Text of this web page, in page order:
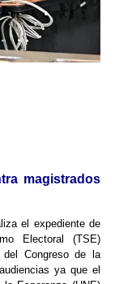
magistrados
el expediente de
Electoral (TSE)
Congreso de la
ya que el